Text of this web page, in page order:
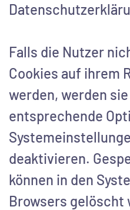
Falls die Nutzer
Cookies auf ihrem
werden, werden
entsprechende
deaktivieren.
können in den
Browsers gelöscht